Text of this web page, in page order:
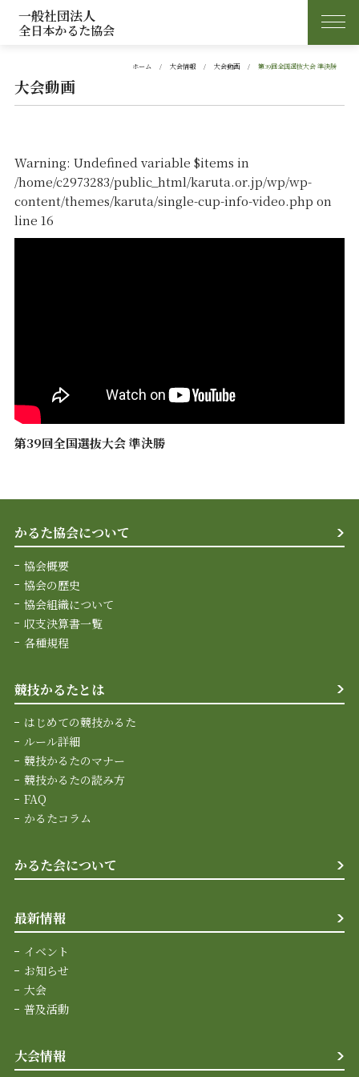
一般社団法人
全日本かるた協会
ホーム 大会情報 大会動画 第39回全国選抜大会 準決勝
大会動画
Warning: Undefined variable $items in
/home/c2973283/public_html/karuta.or.jp/wp/wp-
content/themes/karuta/single-cup-info-video.php on
line 16
第39回全国選抜大会 準決勝
かるた協会について
協会概要
協会の歴史
協会組織について
収支決算書一覧
各種規程
競技かるたとは
はじめての競技かるた
ルール詳細
競技かるたのマナー
競技かるたの読み方
FAQ
かるたコラム
かるた会について
最新情報
イベント
お知らせ
大会
普及活動
大会情報